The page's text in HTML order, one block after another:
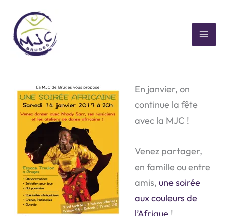
contenu
Soirée africaine
En janvier, on
continue la fête
avec la MJC !
Venez partager,
en famille ou entre
amis, une soirée
aux couleurs de
l’Afrique !